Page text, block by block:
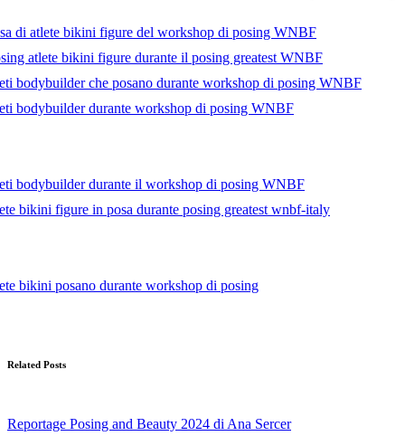
Related Posts
Reportage Posing and Beauty 2024 di Ana Sercer